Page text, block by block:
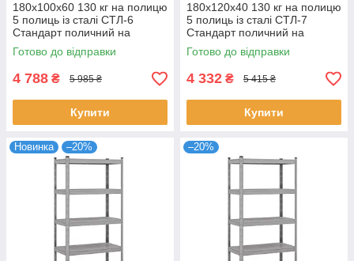
180х100х60 130 кг на полицю
5 полиць із сталі СТЛ-6
Стандарт поличний на
зачепах торговий
оцинкований
Готово до відправки
4 788 ₴ 5 985 ₴
Купити
180х120х40 130 кг на полицю
5 полиць із сталі СТЛ-7
Стандарт поличний на
зачепах торговий
оцинкований
Готово до відправки
4 332 ₴ 5 415 ₴
Купити
Новинка –20% –20%